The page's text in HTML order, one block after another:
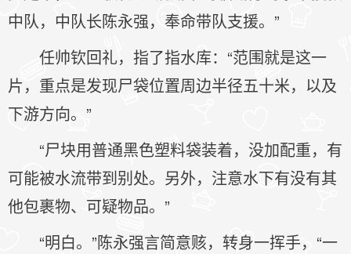
中队，中队长陈永强，奉命带队支援。”
任帅钦回礼，指了指水库：“范围就是这一
片，重点是发现尸袋位置周边半径五十米，以及
下游方向。”
“尸块用普通黑色塑料袋装着，没加配重，有
可能被水流带到别处。另外，注意水下有没有其
他包裹物、可疑物品。”
“明白。”陈永强言简意赅，转身一挥手，“一